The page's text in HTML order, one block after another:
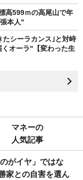
高599ｍの高尾山で年
本人"
シーラカンス｣と対峙
オーラ"【変わった生
マネーの
人気記事
がイヤ」ではな
家との自害を選ん